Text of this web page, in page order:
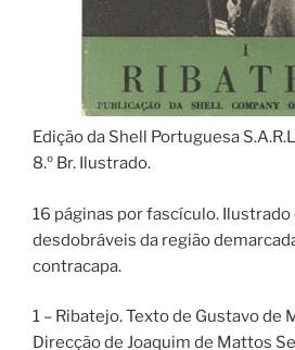
Edição da Shell Portuguesa
8.º Br. Ilustrado.
16 páginas por fascículo. Ilustrado
desdobráveis da região
contracapa.
1 – Ribatejo. Texto de Gustavo de
Direcção de Joaquim de Mattos